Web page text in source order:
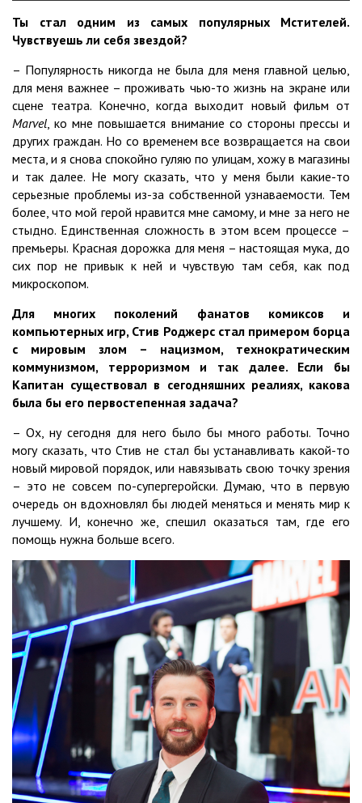
Ты стал одним из самых популярных Мстителей.
Чувствуешь ли себя звездой?
– Популярность никогда не была для меня главной целью,
для меня важнее – проживать чью-то жизнь на экране или
сцене театра. Конечно, когда выходит новый фильм от
Marvel, ко мне повышается внимание со стороны прессы и
других граждан. Но со временем все возвращается на свои
места, и я снова спокойно гуляю по улицам, хожу в магазины
и так далее. Не могу сказать, что у меня были какие-то
серьезные проблемы из-за собственной узнаваемости. Тем
более, что мой герой нравится мне самому, и мне за него не
стыдно. Единственная сложность в этом всем процессе –
премьеры. Красная дорожка для меня – настоящая мука, до
сих пор не привык к ней и чувствую там себя, как под
микроскопом.
Для многих поколений фанатов комиксов и
компьютерных игр, Стив Роджерс стал примером борца
с мировым злом – нацизмом, технократическим
коммунизмом, терроризмом и так далее. Если бы
Капитан существовал в сегодняшних реалиях, какова
была бы его первостепенная задача?
– Ох, ну сегодня для него было бы много работы. Точно
могу сказать, что Стив не стал бы устанавливать какой-то
новый мировой порядок, или навязывать свою точку зрения
– это не совсем по-супергеройски. Думаю, что в первую
очередь он вдохновлял бы людей меняться и менять мир к
лучшему. И, конечно же, спешил оказаться там, где его
помощь нужна больше всего.